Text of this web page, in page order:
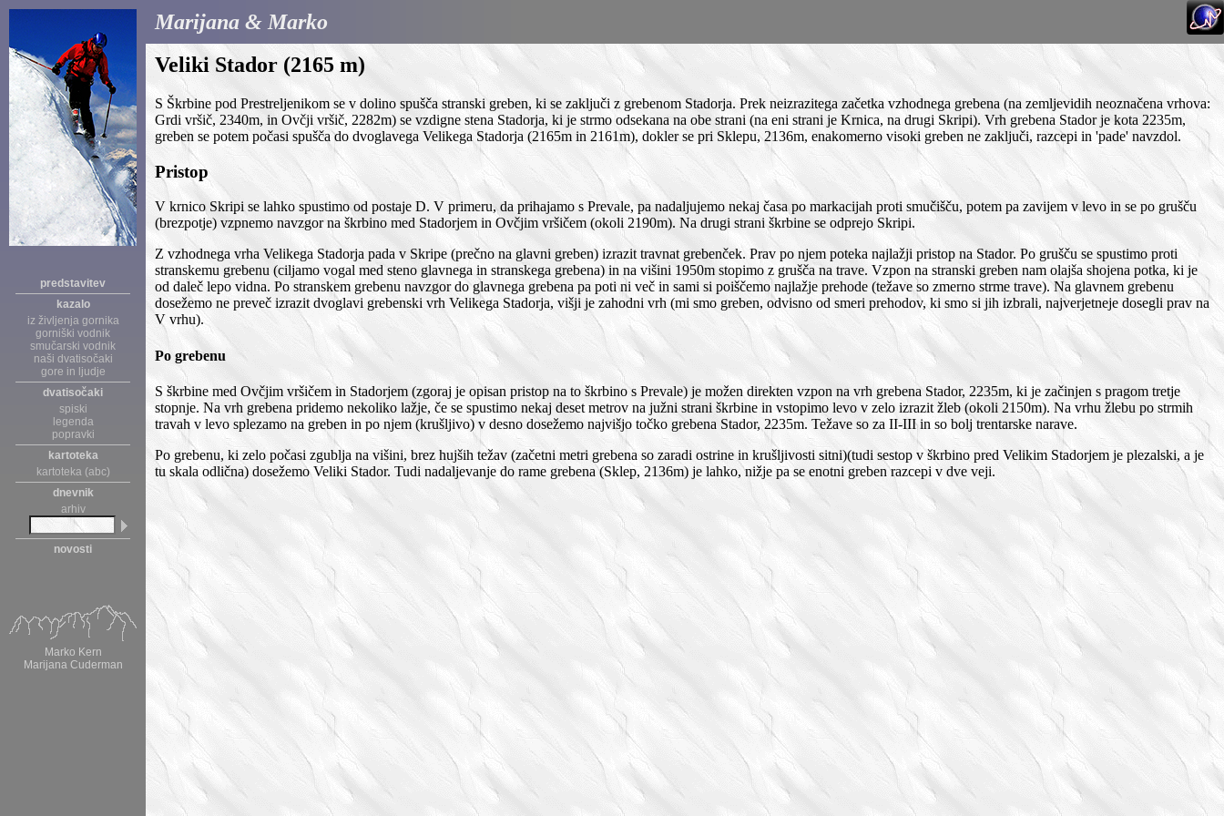
predstavitev
kazalo
iz življenja gornika
gorniški vodnik
smučarski vodnik
naši dvatisočaki
gore in ljudje
dvatisočaki
spiski
legenda
popravki
kartoteka
kartoteka (abc)
dnevnik
arhiv
novosti
Marko Kern
Marijana Cuderman
Marijana & Marko
Veliki Stador (2165 m)
S Škrbine pod Prestreljenikom se v dolino spušča stranski greben, ki se zaključi z grebenom Stadorja. Prek neizrazitega začetka vzhodnega grebena (na zemljevidih neoznačena vrhova:
Grdi vršič, 2340m, in Ovčji vršič, 2282m) se vzdigne stena Stadorja, ki je strmo odsekana na obe strani (na eni strani je Krnica, na drugi Skripi). Vrh grebena Stador je kota 2235m,
greben se potem počasi spušča do dvoglavega Velikega Stadorja (2165m in 2161m), dokler se pri Sklepu, 2136m, enakomerno visoki greben ne zaključi, razcepi in 'pade' navzdol.
Pristop
V krnico Skripi se lahko spustimo od postaje D. V primeru, da prihajamo s Prevale, pa nadaljujemo nekaj časa po markacijah proti smučišču, potem pa zavijem v levo in se po grušču
(brezpotje) vzpnemo navzgor na škrbino med Stadorjem in Ovčjim vršičem (okoli 2190m). Na drugi strani škrbine se odprejo Skripi.
Z vzhodnega vrha Velikega Stadorja pada v Skripe (prečno na glavni greben) izrazit travnat grebenček. Prav po njem poteka najlažji pristop na Stador. Po grušču se spustimo proti
stranskemu grebenu (ciljamo vogal med steno glavnega in stranskega grebena) in na višini 1950m stopimo z grušča na trave. Vzpon na stranski greben nam olajša shojena potka, ki je
od daleč lepo vidna. Po stranskem grebenu navzgor do glavnega grebena pa poti ni več in sami si poiščemo najlažje prehode (težave so zmerno strme trave). Na glavnem grebenu
dosežemo ne preveč izrazit dvoglavi grebenski vrh Velikega Stadorja, višji je zahodni vrh (mi smo greben, odvisno od smeri prehodov, ki smo si jih izbrali, najverjetneje dosegli prav na
V vrhu).
Po grebenu
S škrbine med Ovčjim vršičem in Stadorjem (zgoraj je opisan pristop na to škrbino s Prevale) je možen direkten vzpon na vrh grebena Stador, 2235m, ki je začinjen s pragom tretje
stopnje. Na vrh grebena pridemo nekoliko lažje, če se spustimo nekaj deset metrov na južni strani škrbine in vstopimo levo v zelo izrazit žleb (okoli 2150m). Na vrhu žlebu po strmih
travah v levo splezamo na greben in po njem (krušljivo) v desno dosežemo najvišjo točko grebena Stador, 2235m. Težave so za II-III in so bolj trentarske narave.
Po grebenu, ki zelo počasi zgublja na višini, brez hujših težav (začetni metri grebena so zaradi ostrine in krušljivosti sitni)(tudi sestop v škrbino pred Velikim Stadorjem je plezalski, a je
tu skala odlična) dosežemo Veliki Stador. Tudi nadaljevanje do rame grebena (Sklep, 2136m) je lahko, nižje pa se enotni greben razcepi v dve veji.